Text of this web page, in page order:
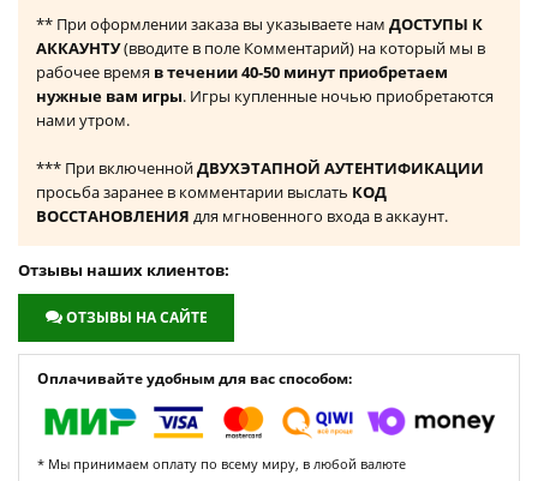
** При оформлении заказа вы указываете нам ДОСТУПЫ К
АККАУНТУ(вводите в поле Комментарий) на который мы в
рабочее время в течении 40-50 минут приобретаем
нужные вам игры. Игры купленные ночью приобретаются
нами утром.
*** При включеннойДВУХЭТАПНОЙ АУТЕНТИФИКАЦИИ
просьба заранее в комментарии выслать КОД
ВОССТАНОВЛЕНИЯ для мгновенного входа в аккаунт.
Отзывы наших клиентов:
ОТЗЫВЫ НА САЙТЕ
Оплачивайте удобным для вас способом:
* Мы принимаем оплату по всему миру, в любой валюте